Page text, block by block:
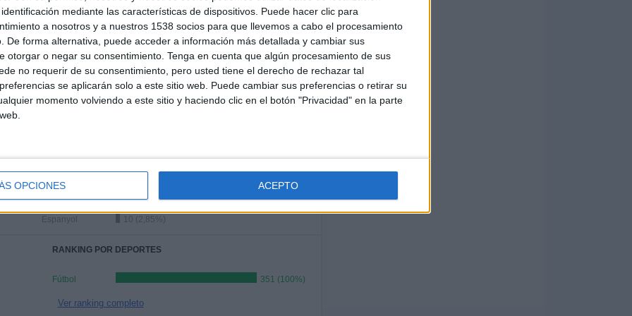
mediante las características de dispositivos. Puede hacer clic para
a nosotros y a nuestros 1538 socios para que llevemos a cabo el procesamiento
De forma alternativa, puede acceder a información más detallada y cambiar sus
otorgar o negar su consentimiento. Tenga en cuenta que algún procesamiento de sus
no requerir de su consentimiento, pero usted tiene el derecho de rechazar tal
se aplicarán solo a este sitio web. Puede cambiar sus preferencias o retirar su
momento volviendo a este sitio y haciendo clic en el botón "Privacidad" en la parte
OPCIONES ACEPTO
ÚLTIMO PARTIDO
Birmingham - FC Barcelona
31/07/2026 Amistoso
FC Barcelona
58 (16,52%)
FC Barcelona Femenino
45 (12,82%)
Real Madrid
Espanyol
10 (2,85%)
RANKING POR DEPORTES
Fútbol 351 (100%)
Ver ranking completo